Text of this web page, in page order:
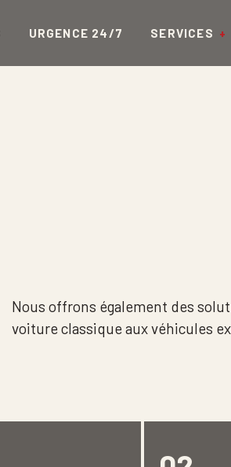
URGENCE 24/7 SERVICES
Nous offrons également des
voiture classique aux véhicules